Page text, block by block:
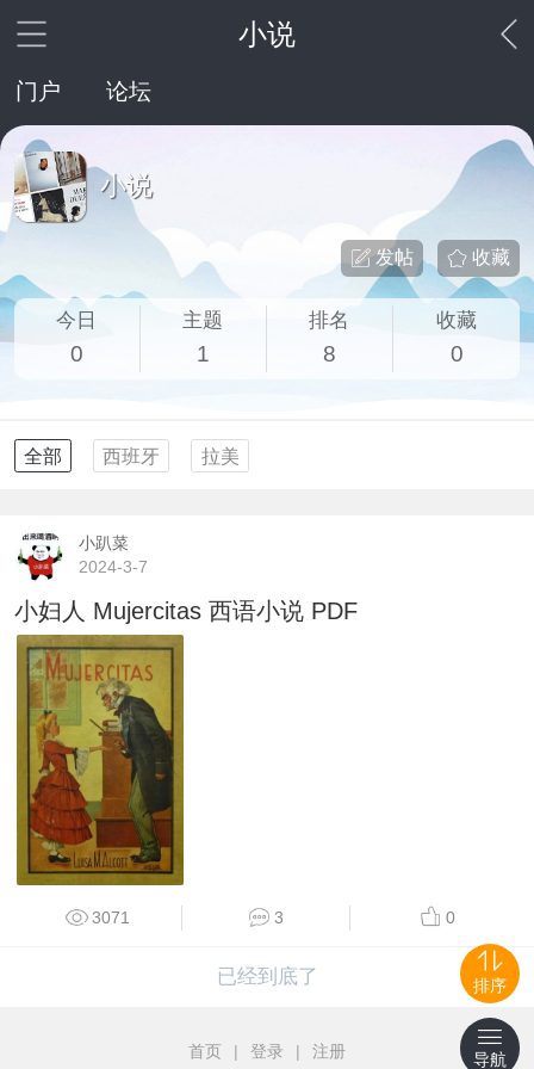
小说
门户 论坛
小说
收藏
发帖
今日
0
主题
1
排名
8
收藏
0
全部 西班牙 拉美
小趴菜
2024-3-7
小妇人 Mujercitas 西语小说 PDF
3071 3 0
已经到底了
首页 | 登录 | 注册
排序
导航